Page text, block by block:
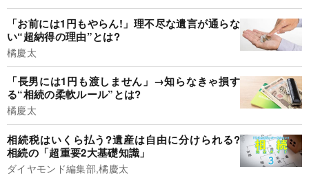
「お前には1円もやらん!」理不尽な遺言が通らな
い“超納得の理由”とは?
橘慶太
「長男には1円も渡しません」→知らなきゃ損す
る“相続の柔軟ルール”とは?
橘慶太
相続税はいくら払う?遺産は自由に分けられる?
相続の「超重要2大基礎知識」
ダイヤモンド編集部,橘慶太